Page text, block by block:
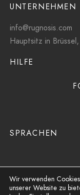
UNTERNEHMEN
info@rugnosis.com
Hauptsitz in
HILFE
SPRACHEN
Wir verwenden
unserer Website zu